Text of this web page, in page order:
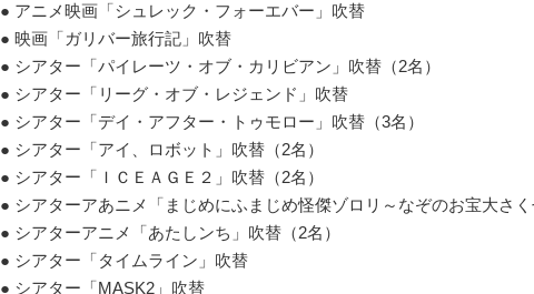
● アニメ映画「シュレック・フォーエバー」吹替
● 映画「ガリバー旅行記」吹替
● シアター「パイレーツ・オブ・カリビアン」吹替（2名）
● シアター「リーグ・オブ・レジェンド」吹替
● シアター「デイ・アフター・トゥモロー」吹替（3名）
● シアター「アイ、ロボット」吹替（2名）
● シアター「ＩＣＥＡＧＥ２」吹替（2名）
● シアターアあニメ「まじめにふまじめ怪傑ゾロリ～なぞのお宝大さ
● シアターアニメ「あたしンち」吹替（2名）
● シアター「タイムライン」吹替
● シアター「MASK2」吹替